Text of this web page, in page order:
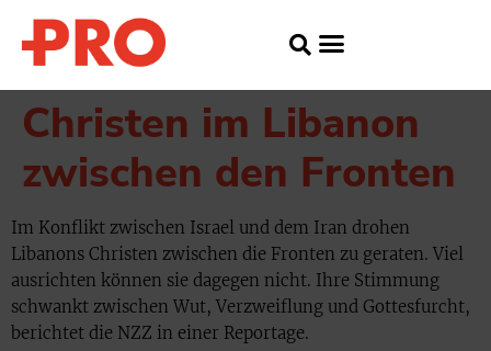
Christen im Libanon
zwischen den Fronten
Im Konflikt zwischen Israel und dem Iran drohen
Libanons Christen zwischen die Fronten zu geraten. Viel
ausrichten können sie dagegen nicht. Ihre Stimmung
schwankt zwischen Wut, Verzweiflung und Gottesfurcht,
berichtet die NZZ in einer Reportage.